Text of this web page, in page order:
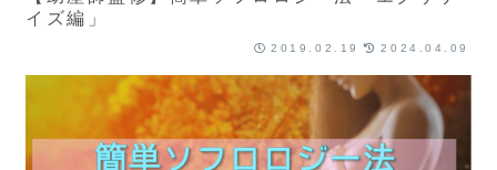
イズ編」
2019.02.19 2024.04.09